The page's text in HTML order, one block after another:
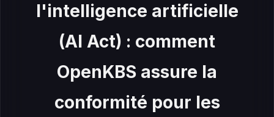
l'intelligence artificielle
(AI Act) : comment
OpenKBS assure la
conformité pour les